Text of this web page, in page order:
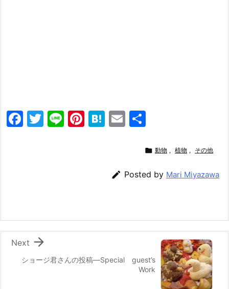
F
o
k
T
Li Pi H
a
E
l
 動物 , 植物 , その他
 Posted by Mari Miyazawa
ショージ君さんの投稿—Special guest’s
Work

Next